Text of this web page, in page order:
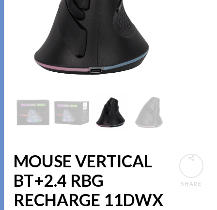
SHARE
MOUSE VERTICAL
BT+2.4 RBG
RECHARGE 11DWX